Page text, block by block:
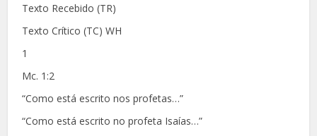
Texto Recebido (TR)
Texto Crítico (TC) WH
1
Mc. 1:2
“Como está escrito nos profetas…”
“Como está escrito no profeta Isaías…”